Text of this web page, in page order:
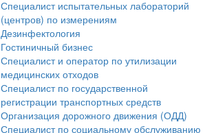
Специалист испытательных лабораторий
(центров) по измерениям
Дезинфектология
Гостиничный бизнес
Специалист и оператор по утилизации
медицинских отходов
Специалист по государственной
регистрации транспортных средств
Организация дорожного движения (ОДД)
Специалист по социальному обслуживанию